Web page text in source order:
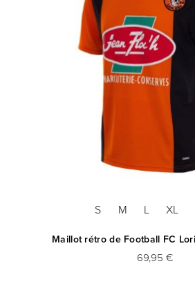
S M L XL
Maillot rétro de Football FC
69,95 €